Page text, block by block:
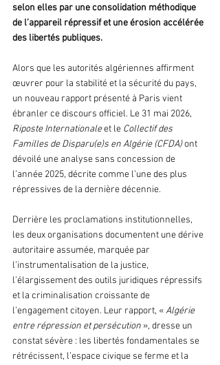
selon elles par une consolidation méthodique
de l’appareil répressif et une érosion accélérée
des libertés publiques.
Alors que les autorités algériennes affirment
œuvrer pour la stabilité et la sécurité du pays,
un nouveau rapport présenté à Paris vient
ébranler ce discours officiel. Le 31 mai 2026,
Riposte Internationale et le Collectif des
Familles de Disparu(e)s en Algérie (CFDA) ont
dévoilé une analyse sans concession de
l’année 2025, décrite comme l’une des plus
répressives de la dernière décennie.
Derrière les proclamations institutionnelles,
les deux organisations documentent une dérive
autoritaire assumée, marquée par
l’instrumentalisation de la justice,
l’élargissement des outils juridiques répressifs
et la criminalisation croissante de
l’engagement citoyen. Leur rapport, « Algérie
entre répression et persécution », dresse un
constat sévère : les libertés fondamentales se
rétrécissent, l’espace civique se ferme et la